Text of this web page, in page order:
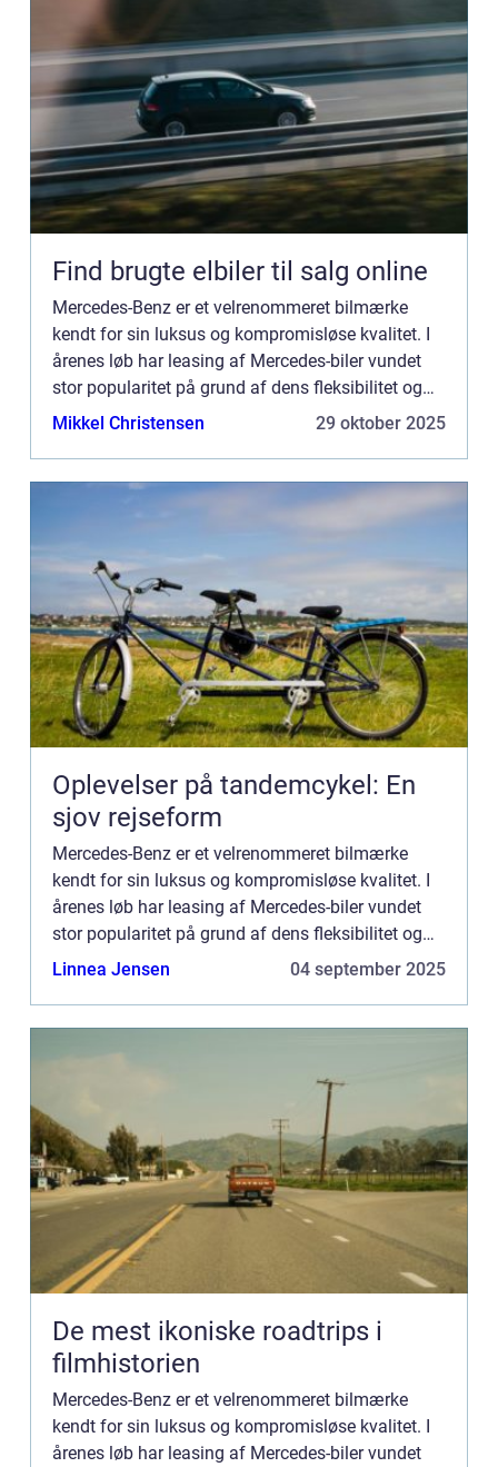
Find brugte elbiler til salg online
Mercedes-Benz er et velrenommeret bilmærke
kendt for sin luksus og kompromisløse kvalitet. I
årenes løb har leasing af Mercedes-biler vundet
stor popularitet på grund af dens fleksibilitet og
bekvemmelighed. Denne arti...
Mikkel Christensen 29 oktober 2025
Oplevelser på tandemcykel: En
sjov rejseform
Mercedes-Benz er et velrenommeret bilmærke
kendt for sin luksus og kompromisløse kvalitet. I
årenes løb har leasing af Mercedes-biler vundet
stor popularitet på grund af dens fleksibilitet og
bekvemmelighed. Denne arti...
Linnea Jensen 04 september 2025
De mest ikoniske roadtrips i
filmhistorien
Mercedes-Benz er et velrenommeret bilmærke
kendt for sin luksus og kompromisløse kvalitet. I
årenes løb har leasing af Mercedes-biler vundet